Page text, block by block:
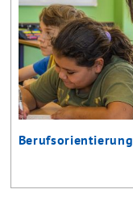
Berufsorientierung